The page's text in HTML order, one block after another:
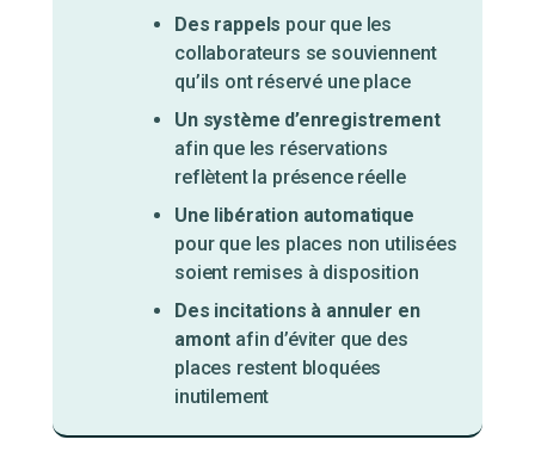
Des rappels pour que les
collaborateurs se souviennent
qu’ils ont réservé une place
Un système d’enregistrement
afin que les réservations
reflètent la présence réelle
Une libération automatique
pour que les places non utilisées
soient remises à disposition
Des incitations à annuler en
amont afin d’éviter que des
places restent bloquées
inutilement